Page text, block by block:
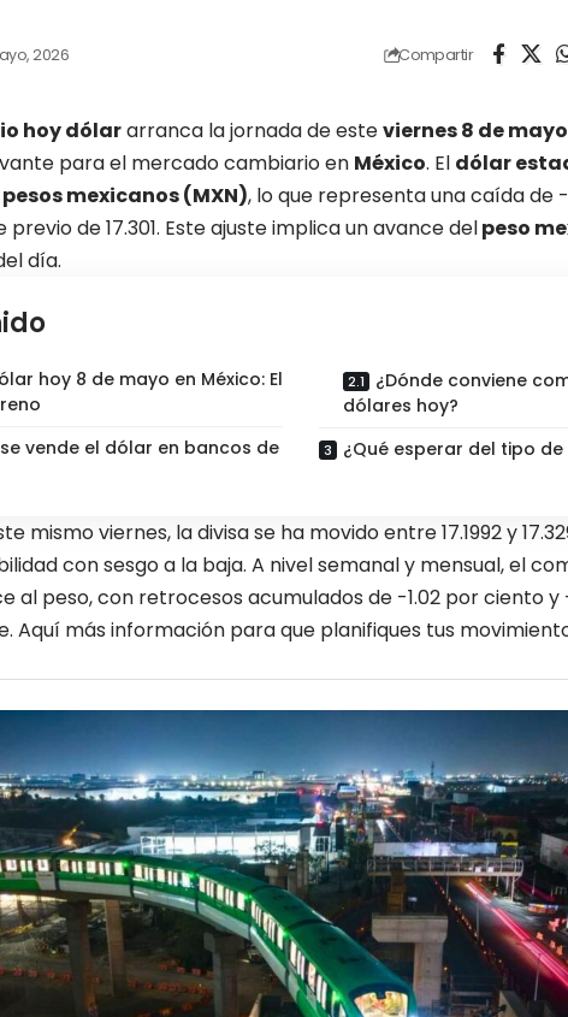
2026 Compartir
hoy dólararranca la jornada de esteviernes 8 de
para el mercado cambiario en México. El dólar
pesos mexicanos (MXN), lo que representa una caída de
de 17.301. Este ajuste implica un avance delpeso
día.
hoy 8 de mayo en México: El
vende el dólar en bancos de
¿Dónde conviene
dólares hoy?
¿Qué esperar del tipo
mismo viernes, la divisa se ha movido entre 17.1992 y
con sesgo a la baja. A nivel semanal y mensual, el
al peso, con retrocesos acumulados de -1.02 por ciento y
Aquí más información para que planifiques tus